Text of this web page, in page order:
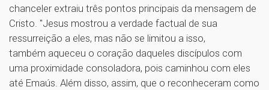
chanceler extraiu três pontos principais da mensagem de
Cristo. "Jesus mostrou a verdade factual de sua
ressurreição a eles, mas não se limitou a isso,
também aqueceu o coração daqueles discípulos com
uma proximidade consoladora, pois caminhou com eles
até Emaús. Além disso, assim, que o reconheceram como